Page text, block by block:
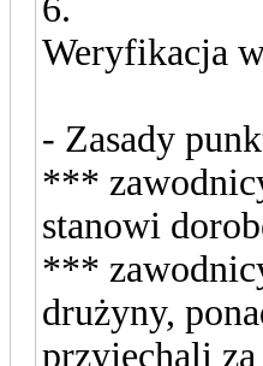
6.
Weryfikacja
- Zasady
***
stanowi
***
drużyny,
przyjechali